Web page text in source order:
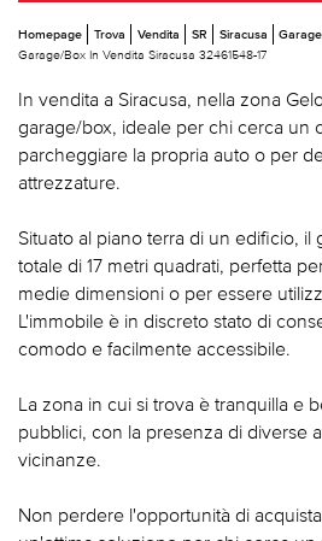
Homepage Trova Vendita SR Siracusa
Garage/Box In Vendita Siracusa 32461548-17
In vendita a Siracusa, nella zona
garage/box, ideale per chi cerca un
parcheggiare la propria auto o per
attrezzature.
Situato al piano terra di un edificio,
totale di 17 metri quadrati, perfetta
medie dimensioni o per essere
L'immobile è in discreto stato di
comodo e facilmente accessibile.
La zona in cui si trova è tranquilla e
pubblici, con la presenza di diverse
vicinanze.
Non perdere l'opportunità di